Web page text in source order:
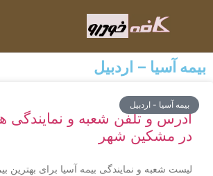
بیمه آسیا – اردبیل
بیمه آسیا - اردبیل
آدرس و تلفن شعبه و نمایندگی
در مشکین شهر
لیست شعبه و نمایندگی بیمه آسیا برای